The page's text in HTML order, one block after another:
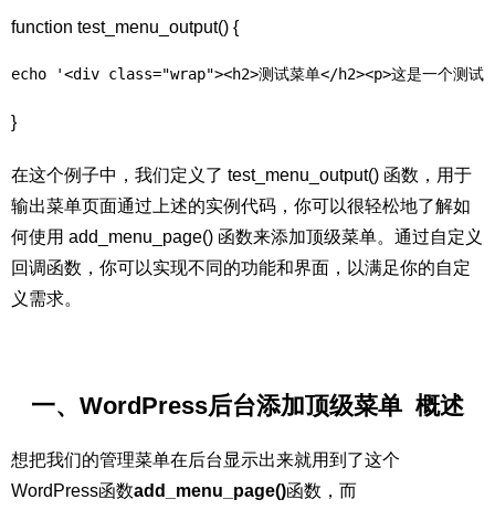
function test_menu_output() {
echo '<div class="wrap"><h2>测试菜单</h2><p>这是一个测
}
在这个例子中，我们定义了 test_menu_output() 函数，用于
输出菜单页面通过上述的实例代码，你可以很轻松地了解如
何使用 add_menu_page() 函数来添加顶级菜单。通过自定义
回调函数，你可以实现不同的功能和界面，以满足你的自定
义需求。
一、WordPress后台添加顶级菜单 概述
想把我们的管理菜单在后台显示出来就用到了这个
WordPress函数add_menu_page()函数，而